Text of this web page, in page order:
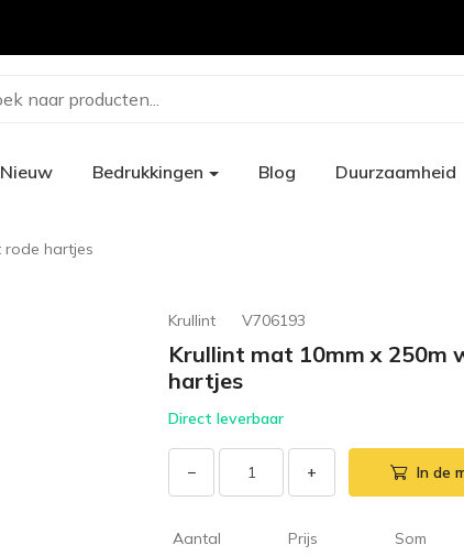
naar producten...
Nieuw Bedrukkingen Blog Duurzaamheid
rode hartjes
Krullint V706193
Krullint mat 10mm x 250m
hartjes
Direct leverbaar
− + In de
Aantal Prijs Som